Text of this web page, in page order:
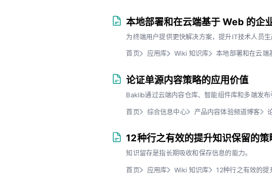
本地部署和在云端基于 Web 的企
为终端用户提供更快解决方案，提升IT技术人员生
首页 应用库 Wiki 知识库 本地部署和在云端
论证单源内容策略的应用价值
Baklib通过云端内容仓库、智能组件库和多端发
首页 综合信息中心 产品内容体验频道博客
12种行之有效的提升知识保留的策
知识留存是指长期吸收和保存信息的能力。
首页 应用库 Wiki 知识库 12种行之有效的提